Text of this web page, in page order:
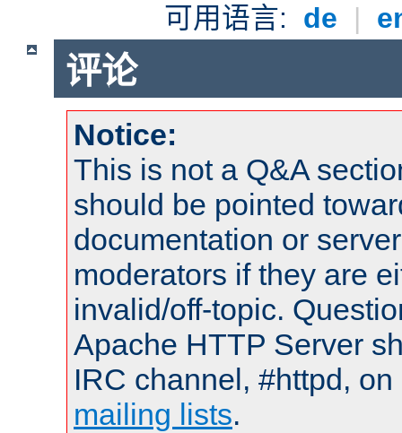
可用语言: de |
评论
Notice:
This is not a Q&A
should be pointed
documentation or
moderators if they are
invalid/off-topic.
Apache HTTP Server
IRC channel, #httpd,
mailing lists.